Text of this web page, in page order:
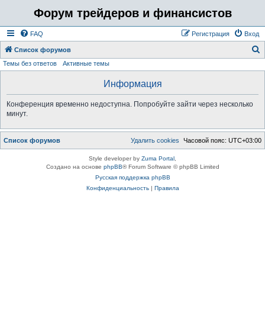
Форум трейдеров и финансистов
FAQ Вход
Регистрация
Список форумов
Темы без ответов Активные темы
Информация
Конференция временно недоступна. Попробуйте зайти через несколько
минут.
Список форумов Часовой пояс: UTC+03:00
Удалить cookies
Style developer by Zuma Portal
Создано на основе phpBB® Forum Software © phpBB Limited
Русская поддержка phpBB
Конфиденциальность| Правила